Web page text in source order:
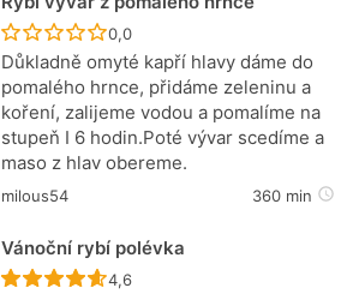
Recept ještě nebyl hodnocen
0,0
Důkladně omyté kapří hlavy dáme do
pomalého hrnce, přidáme zeleninu a
koření, zalijeme vodou a pomalíme na
stupeň I 6 hodin.Poté vývar scedíme a
maso z hlav obereme.
milous54 360 min
Vánoční rybí polévka
Recept ještě nebyl hodnocen
4,6